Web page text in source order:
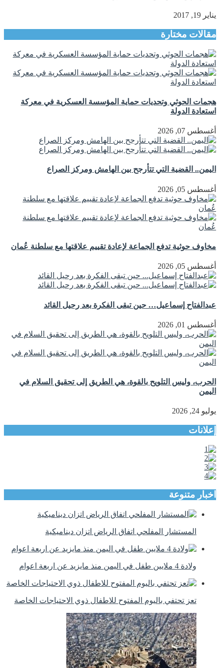
يناير 19, 2017
مقالات مختارة
هجمات الحوثي وتحديات حماية المؤسسة العسكرية في معركة
استعادة الدولة
أغسطس 07, 2026
اليمن.. القضية التي تتأرجح بين الهامش ومركز الصراع
أغسطس 05, 2026
مخاوف حوثية تدفع الجماعة لإعادة تقييم علاقتها مع سلطنة عُمان
أغسطس 05, 2026
عبدالفتاح إسماعيل… حين تبقى الفكرة بعد رحيل القائد
أغسطس 01, 2026
الحرب، وليس التلويح بالقوة، هي الطريق إلى تحقيق السلام في
اليمن
يوليو 24, 2026
إعلانات
اخبار متنوعة
المستشار المفلحي اتفاق الرياض اتزان ديناميكية
ولادة 4 ملايين طفل في اليمن منذ مايزيد عن اربعة اعوام
تعز تحتفي باليوم المفتوح للاطفال ذوي الاحتياجات الخاصة